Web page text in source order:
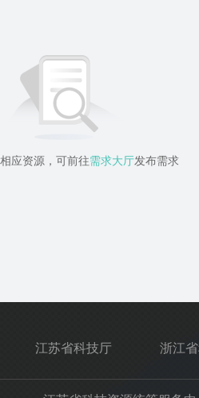
应资源，可前往需求大厅发布需求
江苏省科技厅 浙江